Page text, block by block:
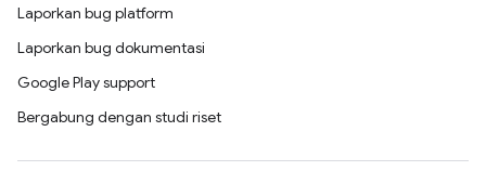
Laporkan bug platform
Laporkan bug dokumentasi
Google Play support
Bergabung dengan studi riset